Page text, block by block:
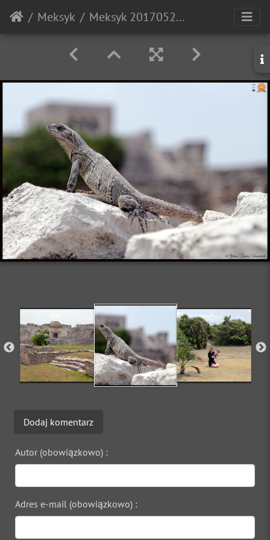
Meksyk Meksyk 20170527 113312
Dodaj komentarz
Autor (obowiązkowo) :
Adres e-mail (obowiązkowo) :